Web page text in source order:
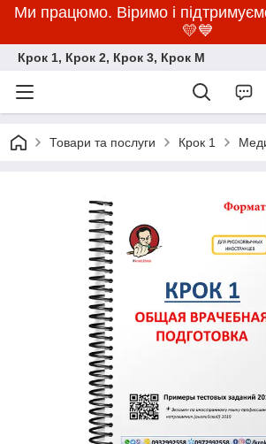
Ми працюмо. Віримо і
💛💙
Крок 1, Крок 2, Крок 3, Крок M
Товари та послуги Крок 1